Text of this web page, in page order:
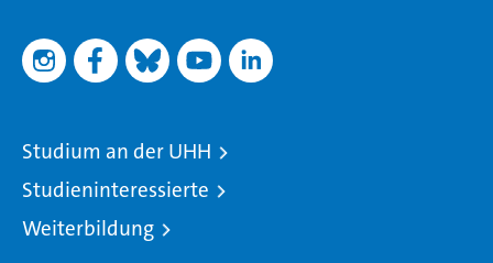
Studium an der UHH
Studieninteressierte
Weiterbildung